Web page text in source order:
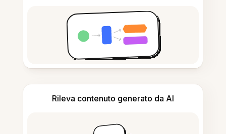
Rileva contenuto generato da AI